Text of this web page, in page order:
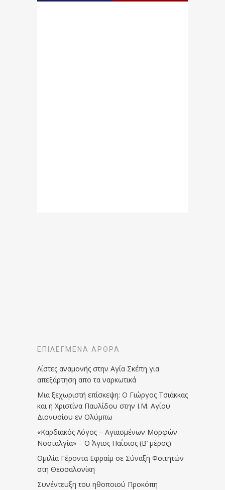
ΕΠΙΛΕΓΜΈΝΑ ΆΡΘΡΑ
Λίστες αναμονής στην Αγία Σκέπη για
απεξάρτηση απο τα ναρκωτικά
Μια ξεχωριστή επίσκεψη: Ο Γιώργος Τσιάκκας
και η Χριστίνα Παυλίδου στην Ι.Μ. Αγίου
Διονυσίου εν Ολύμπω
«Καρδιακός Λόγος – Αγιασμένων Μορφών
Νοσταλγία» – Ο Άγιος Παΐσιος (Β’ μέρος)
Ομιλία Γέροντα Εφραίμ σε Σύναξη Φοιτητών
στη Θεσσαλονίκη
Συνέντευξη του ηθοποιού Προκόπη